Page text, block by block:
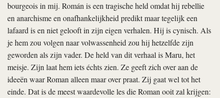
bourgeois in mij. Román is een tragische held omdat hij rebellie
en anarchisme en onafhankelijkheid predikt maar tegelijk een
lafaard is en niet gelooft in zijn eigen verhalen. Hij is cynisch. Als
je hem zou volgen naar volwassenheid zou hij hetzelfde zijn
geworden als zijn vader. De held van dit verhaal is Maru, het
meisje. Zijn laat hem iets échts zien. Ze geeft zich over aan de
ideeën waar Roman alleen maar over praat. Zij gaat wel tot het
einde. Dat is de meest waardevolle les die Roman ooit zal krijgen: